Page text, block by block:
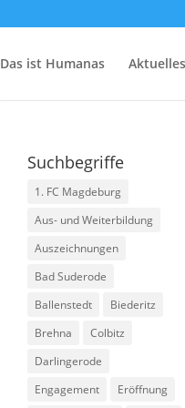
Das ist Humanas
Suchbegriffe
1. FC Magdeburg
Aus- und Weiterbildung
Auszeichnungen
Bad Suderode
Ballenstedt
Biederitz
Brehna
Colbitz
Darlingerode
Engagement
Eröffnung